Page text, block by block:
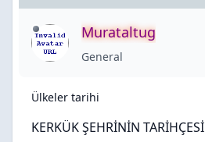
Murataltug
General
Ülkeler tarihi
KERKÜK ŞEHRİNİN TARİHÇESİ